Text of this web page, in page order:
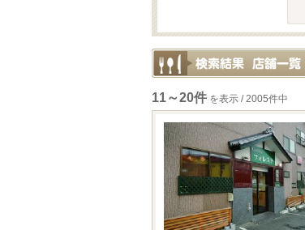
11～20件 を表示 / 2005件中